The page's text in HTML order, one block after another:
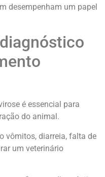
desempenham um papel
é essencial para
do animal.
vômitos, diarreia, falta de
um veterinário